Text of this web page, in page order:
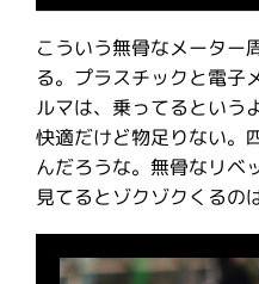
こういう無骨なメーター
る。プラスチックと電子
ルマは、乗ってるという
快適だけど物足りない。
んだろうな。無骨なリベ
見てるとゾクゾクくるの